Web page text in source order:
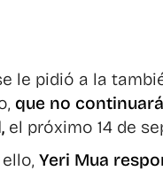
le pidió a la
que no
el próximo 14 de
Yeri Mua